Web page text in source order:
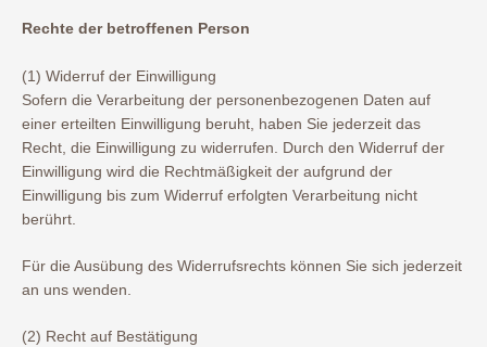
Rechte der betroffenen Person
(1) Widerruf der Einwilligung
Sofern die Verarbeitung der personenbezogenen Daten auf
einer erteilten Einwilligung beruht, haben Sie jederzeit das
Recht, die Einwilligung zu widerrufen. Durch den Widerruf der
Einwilligung wird die Rechtmäßigkeit der aufgrund der
Einwilligung bis zum Widerruf erfolgten Verarbeitung nicht
berührt.
Für die Ausübung des Widerrufsrechts können Sie sich jederzeit
an uns wenden.
(2) Recht auf Bestätigung